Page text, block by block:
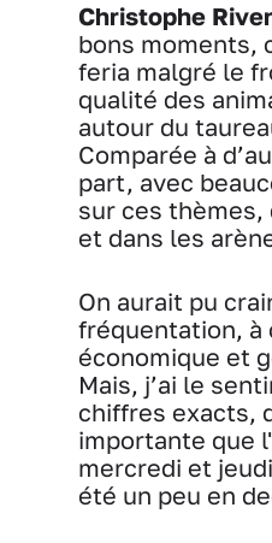
Christophe
bons moments,
feria malgré le
qualité des
autour du
Comparée à
part, avec
sur ces thèmes,
et dans les
On aurait pu
fréquentation, à
économique et
Mais, j’ai le
chiffres exacts,
importante que
mercredi et
été un peu en